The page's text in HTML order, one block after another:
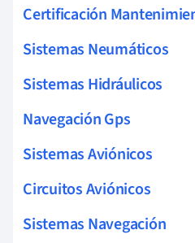
Certificación
Sistemas Neumáticos
Sistemas Hidráulicos
Navegación Gps
Sistemas Aviónicos
Circuitos Aviónicos
Sistemas Navegación